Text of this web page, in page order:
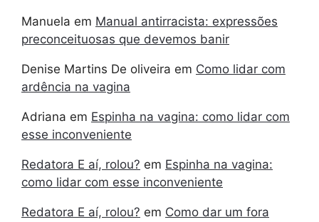
Manuela em Manual antirracista: expressões
preconceituosas que devemos banir
Denise Martins De oliveira em Como lidar com
ardência na vagina
Adriana em Espinha na vagina: como lidar com
esse inconveniente
Redatora E aí, rolou? em Espinha na vagina:
como lidar com esse inconveniente
Redatora E aí, rolou? em Como dar um fora